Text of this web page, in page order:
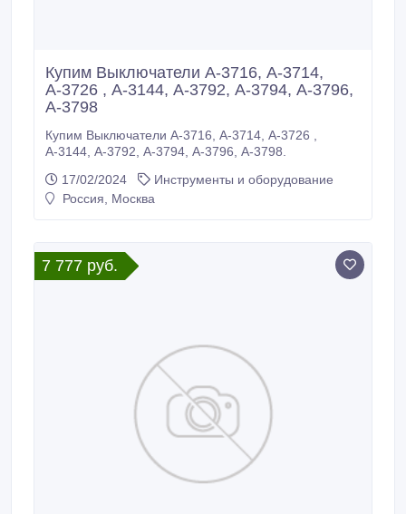
Купим Выключатели А-3716, А-3714,
А-3726 , А-3144, А-3792, А-3794, А-3796,
А-3798
Купим Выключатели А-3716, А-3714, А-3726 ,
А-3144, А-3792, А-3794, А-3796, А-3798.
17/02/2024
Инструменты и оборудование
Россия, Москва
7 777 руб.